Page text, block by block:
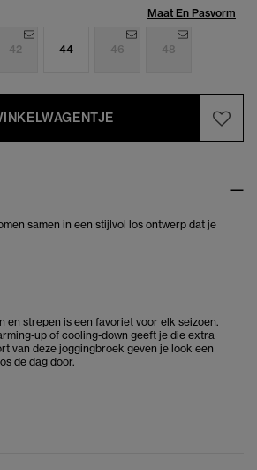
Maat En Pasvorm
42 44 46 48
samen in een stijlvol los ontwerp dat je
en strepen is een favoriet voor elk seizoen.
up of cooling-down geeft je die extra
van deze joggingbroek geven je look een
de dag door.